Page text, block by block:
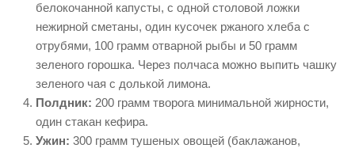
белокочанной капусты, с одной столовой ложки
нежирной сметаны, один кусочек ржаного хлеба с
отрубями, 100 грамм отварной рыбы и 50 грамм
зеленого горошка. Через полчаса можно выпить чашку
зеленого чая с долькой лимона.
Полдник: 200 грамм творога минимальной жирности,
один стакан кефира.
Ужин: 300 грамм тушеных овощей (баклажанов,